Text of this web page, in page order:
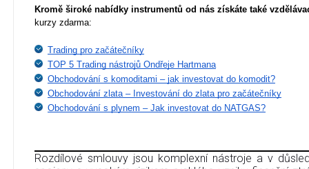
Kromě široké nabídky instrumentů od nás získáte také
kurzy zdarma:
Trading pro začátečníky
TOP 5 Trading nástrojů Ondřeje Hartmana
Obchodování s komoditami – jak investovat do komodit?
Obchodování zlata – Investování do zlata pro začátečníky
Obchodování s plynem – Jak investovat do NATGAS?
Rozdílové smlouvy jsou komplexní nástroje a v